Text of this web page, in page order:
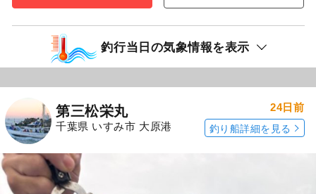
釣行当日の気象情報を表示
第三松栄丸
千葉県 いすみ市 大原港
24日前
釣り船詳細を見る